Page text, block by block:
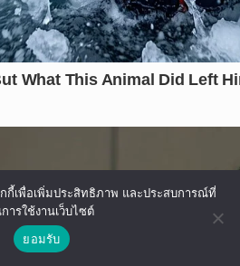
กกี้เพื่อเพิ่มประสิทธิภาพ และประสบการณ์ที่
ารใช้งานเว็บไซต์
ยอมรับ